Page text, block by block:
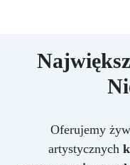
Oferujemy
artystycznych